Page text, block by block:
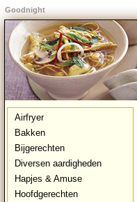
Goodnight
Airfryer
Bakken
Bijgerechten
Diversen aardigheden
Hapjes & Amuse
Hoofdgerechten